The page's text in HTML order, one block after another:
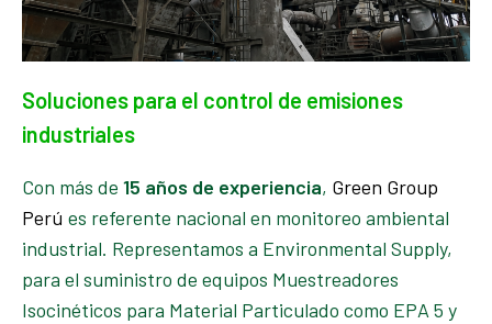
Soluciones para el control de emisiones
industriales
Con más de 15 años de experiencia, Green Group
Perú es referente nacional en monitoreo ambiental
industrial. Representamos a Environmental Supply,
para el suministro de equipos Muestreadores
Isocinéticos para Material Particulado como EPA 5 y